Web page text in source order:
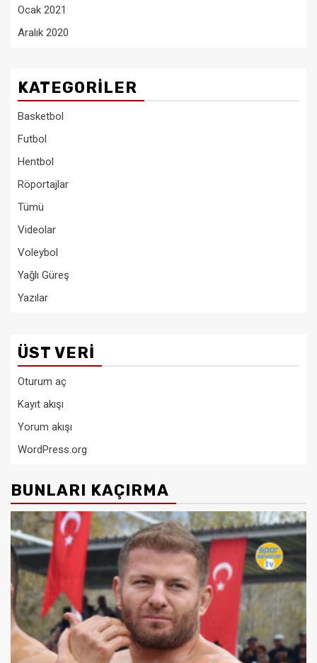
Ocak 2021
Aralık 2020
KATEGORILER
Basketbol
Futbol
Hentbol
Röportajlar
Tümü
Videolar
Voleybol
Yağlı Güreş
Yazılar
ÜST VERI
Oturum aç
Kayıt akışı
Yorum akışı
WordPress.org
BUNLARI KAÇIRMA